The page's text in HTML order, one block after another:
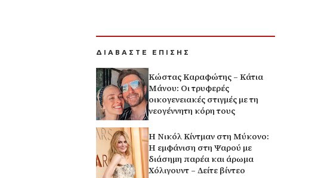
ΔΙΑΒΑΣΤΕ ΕΠΙΣΗΣ
Κώστας Καραφώτης – Κάτια
Μάνου: Οι τρυφερές
οικογενειακές στιγμές με τη
νεογέννητη κόρη τους
H Νικόλ Κίντμαν στη Μύκονο:
Η εμφάνιση στη Ψαρού με
διάσημη παρέα και άρωμα
Χόλιγουντ – Δείτε βίντεο